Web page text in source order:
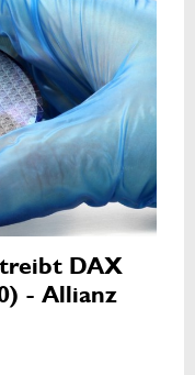
DAX
- Allianz